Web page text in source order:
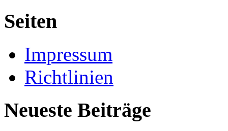
Seiten
Impressum
Richtlinien
Neueste Beiträge